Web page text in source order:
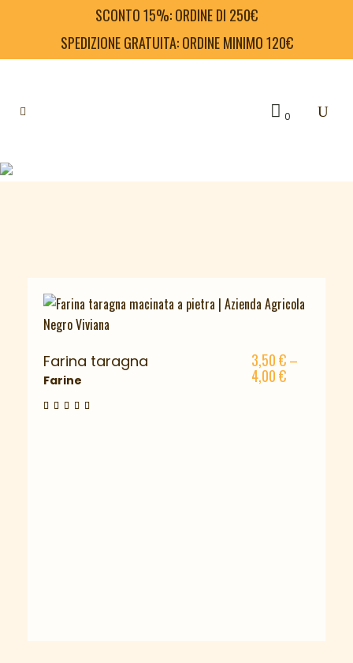
SCONTO 15%: ORDINE DI 250€
SPEDIZIONE GRATUITA: ORDINE MINIMO 120€
0
Farina taragna
Farine
3,50€–
4,00€